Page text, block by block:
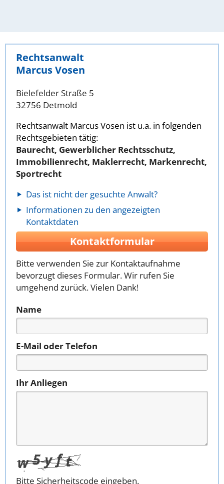
Rechtsanwalt
Marcus Vosen
Bielefelder Straße 5
32756 Detmold
Rechtsanwalt Marcus Vosen ist u.a. in folgenden
Rechtsgebieten tätig:
Baurecht, Gewerblicher Rechtsschutz,
Immobilienrecht, Maklerrecht, Markenrecht,
Sportrecht
Das ist nicht der gesuchte Anwalt?
Informationen zu den angezeigten
Kontaktdaten
Kontaktformular
Bitte verwenden Sie zur Kontaktaufnahme
bevorzugt dieses Formular. Wir rufen Sie
umgehend zurück. Vielen Dank!
Name
E-Mail oder Telefon
Ihr Anliegen
Bitte Sicherheitscode eingeben.